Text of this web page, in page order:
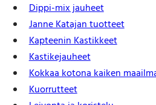
Dippi-mix jauheet
Janne Katajan tuotteet
Kapteenin Kastikkeet
Kastike­jauheet
Kokkaa kotona kaiken
Kuorrutteet